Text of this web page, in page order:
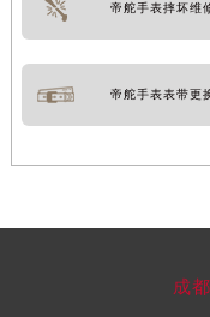
帝舵手表摔坏维
帝舵手表表带更
成